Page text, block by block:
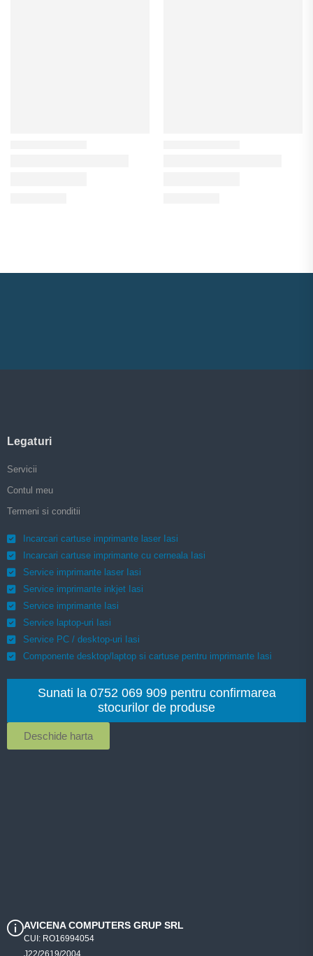
AVICENA COMPUTERS GRUP SRL
CUI: RO16994054
J22/2619/2004
Legaturi
Servicii
Contul meu
Termeni si conditii
Incarcari cartuse imprimante laser Iasi
Incarcari cartuse imprimante cu cerneala Iasi
Service imprimante laser Iasi
Service imprimante inkjet Iasi
Service imprimante Iasi
Service laptop-uri Iasi
Service PC / desktop-uri Iasi
Componente desktop/laptop si cartuse pentru imprimante Iasi
Sunati la 0752 069 909 pentru confirmarea
stocurilor de produse
Deschide harta